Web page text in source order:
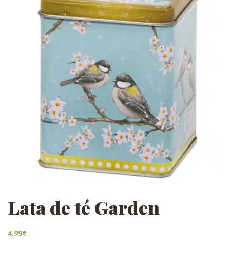
Lata de té Garden
4.99€